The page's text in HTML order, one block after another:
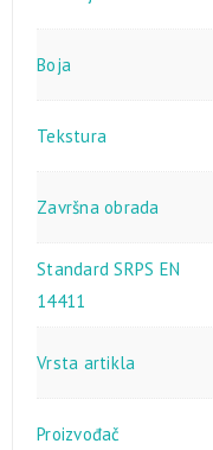
Boja
Tekstura
Završna obrada
Standard SRPS EN
14411
Vrsta artikla
Proizvođač